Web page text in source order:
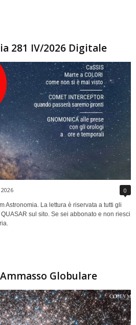
281 IV/2026 Digitale
0
Astronomia. La lettura è riservata a tutti gli
sul sito. Se sei abbonato e non riesci
Ammasso Globulare